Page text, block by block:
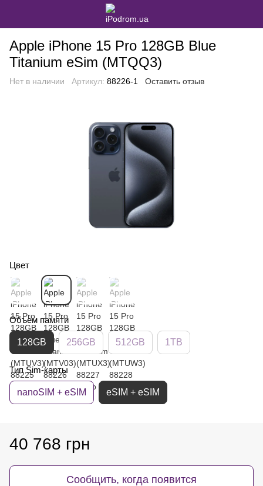
Apple iPhone 15 Pro 128GB Blue
Titanium eSim (MTQQ3)
Нет в наличии Артикул: 88226-1 Оставить отзыв
Цвет
Объем памяти
128GB 256GB 512GB 1TB
Тип Sim-карты
nanoSIM + eSIM eSIM + eSIM
40 768 грн
Сообщить, когда появится